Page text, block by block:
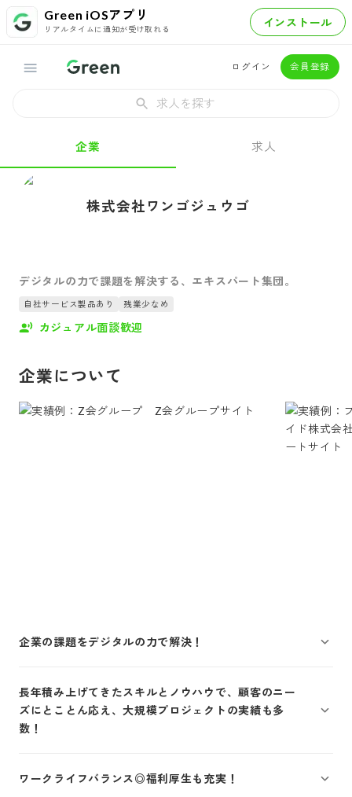
Green iOSアプリ
リアルタイムに通知が受け取れる インストール
ログイン 会員登録
求人を探す
企業 求人
株式会社ワンゴジュウゴ
デジタルの力で課題を解決する、エキスパート集団。
自社サービス製品あり 残業少なめ
カジュアル面談歓迎
企業について
企業の課題をデジタルの力で解決！
長年積み上げてきたスキルとノウハウで、顧客のニー
ズにとことん応え、大規模プロジェクトの実績も多
数！
ワークライフバランス◎福利厚生も充実！